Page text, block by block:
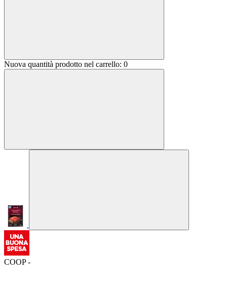
Nuova quantità prodotto nel carrello: 0
COOP -